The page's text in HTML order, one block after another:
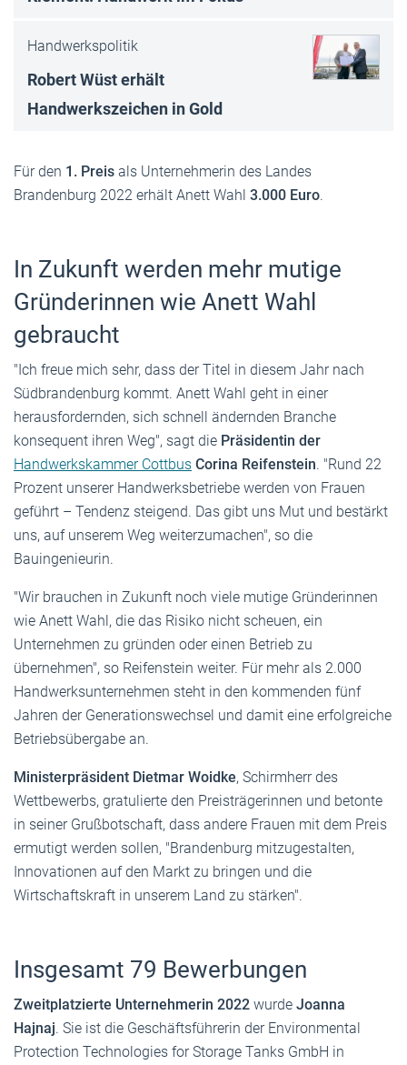
Handwerkspolitik
Robert Wüst erhält
Handwerkszeichen in Gold
Für den 1. Preis als Unternehmerin des Landes
Brandenburg 2022 erhält Anett Wahl 3.000 Euro.
In Zukunft werden mehr mutige
Gründerinnen wie Anett Wahl
gebraucht
"Ich freue mich sehr, dass der Titel in diesem Jahr nach
Südbrandenburg kommt. Anett Wahl geht in einer
herausfordernden, sich schnell ändernden Branche
konsequent ihren Weg", sagt die Präsidentin der
Handwerkskammer Cottbus Corina Reifenstein. "Rund 22
Prozent unserer Handwerksbetriebe werden von Frauen
geführt – Tendenz steigend. Das gibt uns Mut und bestärkt
uns, auf unserem Weg weiterzumachen", so die
Bauingenieurin.
"Wir brauchen in Zukunft noch viele mutige Gründerinnen
wie Anett Wahl, die das Risiko nicht scheuen, ein
Unternehmen zu gründen oder einen Betrieb zu
übernehmen", so Reifenstein weiter. Für mehr als 2.000
Handwerksunternehmen steht in den kommenden fünf
Jahren der Generationswechsel und damit eine erfolgreiche
Betriebsübergabe an.
Ministerpräsident Dietmar Woidke, Schirmherr des
Wettbewerbs, gratulierte den Preisträgerinnen und betonte
in seiner Grußbotschaft, dass andere Frauen mit dem Preis
ermutigt werden sollen, "Brandenburg mitzugestalten,
Innovationen auf den Markt zu bringen und die
Wirtschaftskraft in unserem Land zu stärken".
Insgesamt 79 Bewerbungen
Zweitplatzierte Unternehmerin 2022 wurde Joanna
Hajnaj. Sie ist die Geschäftsführerin der Environmental
Protection Technologies for Storage Tanks GmbH in